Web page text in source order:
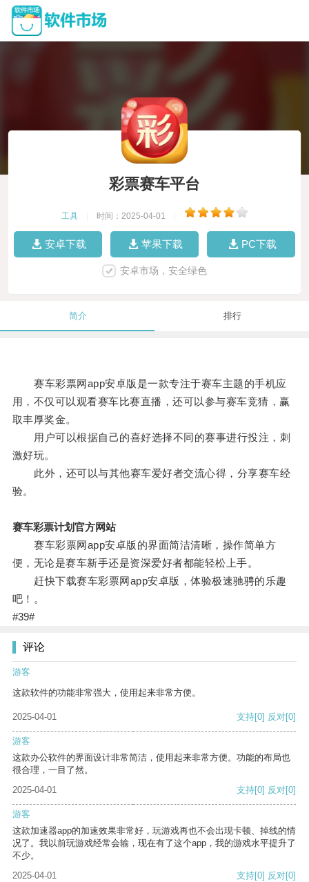
彩票赛车平台
工具 时间：2025-04-01
安卓下载 苹果下载 PC下载
安卓市场，安全绿色
简介 排行
赛车彩票网app安卓版是一款专注于赛车主题的手机应
用，不仅可以观看赛车比赛直播，还可以参与赛车竞猜，赢
取丰厚奖金。
用户可以根据自己的喜好选择不同的赛事进行投注，刺
激好玩。
此外，还可以与其他赛车爱好者交流心得，分享赛车经
验。
赛车彩票计划官方网站
赛车彩票网app安卓版的界面简洁清晰，操作简单方
便，无论是赛车新手还是资深爱好者都能轻松上手。
赶快下载赛车彩票网app安卓版，体验极速驰骋的乐趣
吧！。
#39#
评论
游客
这款软件的功能非常强大，使用起来非常方便。
2025-04-01 支持[0] 反对[0]
游客
这款办公软件的界面设计非常简洁，使用起来非常方便。功能的布局也
很合理，一目了然。
2025-04-01
支持[0] 反对[0]
游客
这款加速器app的加速效果非常好，玩游戏再也不会出现卡顿、掉线的情
况了。我以前玩游戏经常会输，现在有了这个app，我的游戏水平提升了
不少。
2025-04-01
支持[0] 反对[0]